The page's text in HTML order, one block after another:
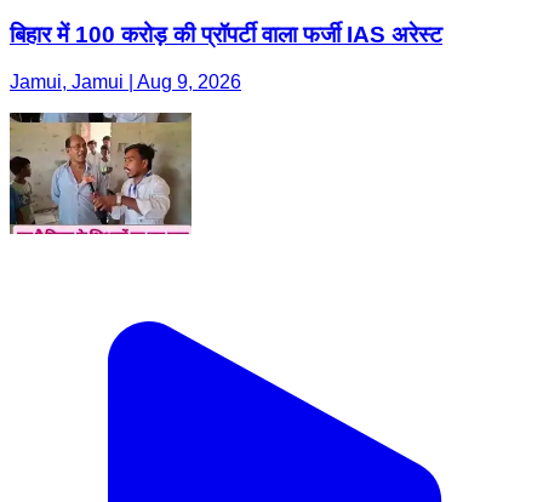
बिहार में 100 करोड़ की प्रॉपर्टी वाला फर्जी IAS अरेस्ट
Jamui, Jamui | Aug 9, 2026